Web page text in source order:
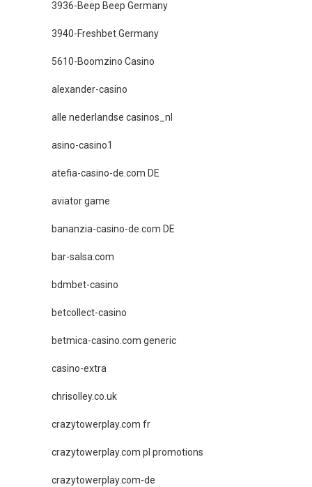
3936-Beep Beep Germany
3940-Freshbet Germany
5610-Boomzino Casino
alexander-casino
alle nederlandse casinos_nl
asino-casino1
atefia-casino-de.com DE
aviator game
bananzia-casino-de.com DE
bar-salsa.com
bdmbet-casino
betcollect-casino
betmica-casino.com generic
casino-extra
chrisolley.co.uk
crazytowerplay.com fr
crazytowerplay.com pl promotions
crazytowerplay.com-de